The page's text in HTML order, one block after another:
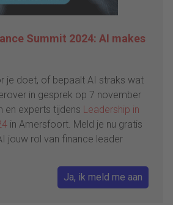
Summit 2024: AI makes
je doet, of bepaalt AI straks wat
in gesprek op 7 november
en experts tijdens Leadership in
in Amersfoort. Meld je nu gratis
jouw rol van finance leader
Ja, ik meld me aan